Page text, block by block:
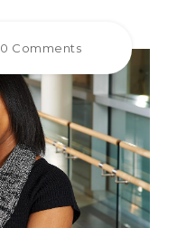
0 Comments